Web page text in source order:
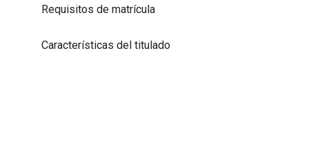
Requisitos de matrícula
Características del titulado